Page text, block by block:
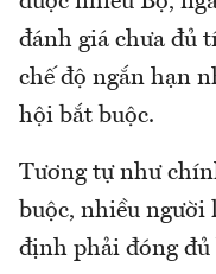
đánh giá chưa đủ
chế độ ngắn hạn
hội bắt buộc.
Tương tự như
buộc, nhiều người
định phải đóng